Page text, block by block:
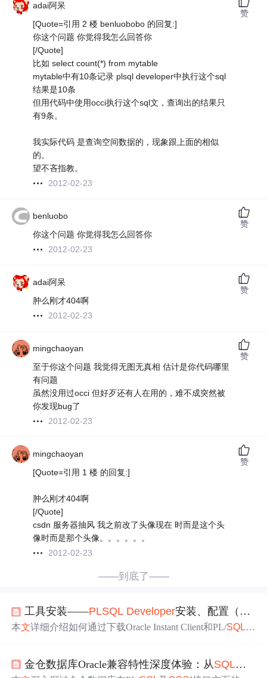
adai阿呆
[Quote=引用 2 楼 benluobobo 的回复:]
你这个问题 你觉得我怎么回答你
[/Quote]
比如 select count(*) from mytable
mytable中有10条记录 plsql developer中执行这个sql
结果是10条
但用代码中使用occi执行这个sql文，查询出的结果只
有9条。
我实际代码 是查询空间数据的，现象跟上面的相似
的。
望不吝指教。
2012-02-23
赞
benluobo
你这个问题 你觉得我怎么回答你
2012-02-23
赞
adai阿呆
肿么刚才404啊
2012-02-23
赞
mingchaoyan
至于你这个问题 我觉得无图无真相 估计是你代码哪里
有问题
虽然没用过occi 但好歹还有人在用的，难不成突然被
你发现bug了
2012-02-23
赞
mingchaoyan
[Quote=引用 1 楼 的回复:]
肿么刚才404啊
[/Quote]
csdn 服务器抽风 我之前改了头像现在 时而是这个头
像时而是那个头像。。。。。。
2012-02-23
赞
——到底了——
工具安装——PLSQL Developer安装、配置（远程连接Oracle数据库）
本文详细介绍如何通过下载Oracle Instant Client和PL/SQL D
金仓数据库Oracle兼容特性深度体验：从SQL到PL/